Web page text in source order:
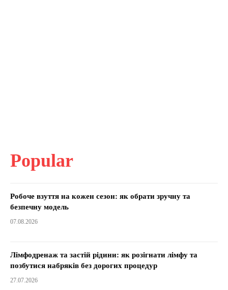
Popular
Робоче взуття на кожен сезон: як обрати зручну та
безпечну модель
07.08.2026
Лімфодренаж та застій рідини: як розігнати лімфу та
позбутися набряків без дорогих процедур
27.07.2026